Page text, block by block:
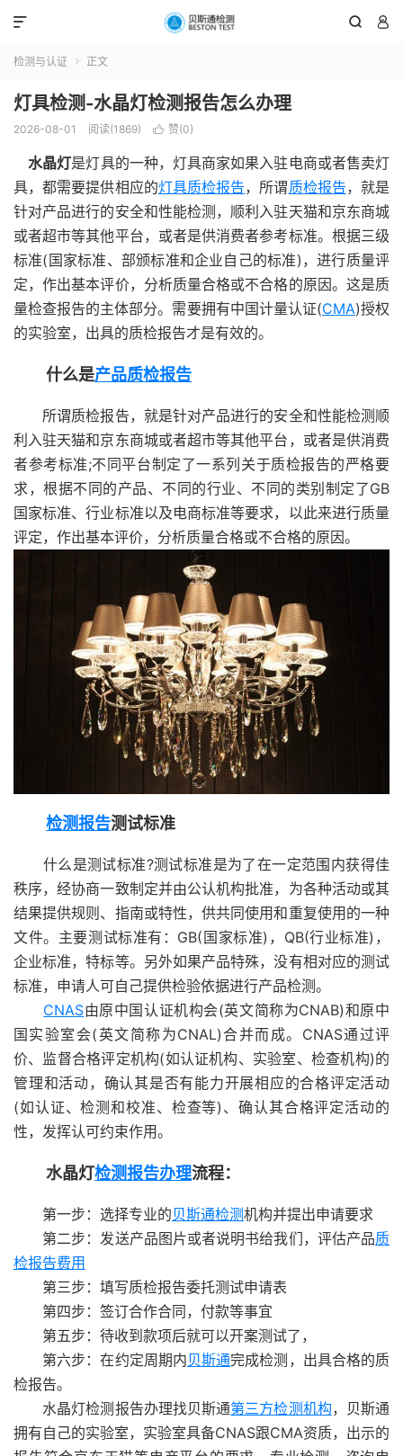
 

检测与认证  正文
灯具检测-水晶灯检测报告怎么办理
2026-08-01 阅读(1869)  赞(0)
水晶灯是灯具的一种，灯具商家如果入驻电商或者售卖灯
具，都需要提供相应的灯具质检报告，所谓质检报告，就是
针对产品进行的安全和性能检测，顺利入驻天猫和京东商城
或者超市等其他平台，或者是供消费者参考标准。根据三级
标准(国家标准、部颁标准和企业自己的标准)，进行质量评
定，作出基本评价，分析质量合格或不合格的原因。这是质
量检查报告的主体部分。需要拥有中国计量认证(CMA)授权
的实验室，出具的质检报告才是有效的。
什么是产品质检报告
所谓质检报告，就是针对产品进行的安全和性能检测顺
利入驻天猫和京东商城或者超市等其他平台，或者是供消费
者参考标准;不同平台制定了一系列关于质检报告的严格要
求，根据不同的产品、不同的行业、不同的类别制定了GB
国家标准、行业标准以及电商标准等要求，以此来进行质量
评定，作出基本评价，分析质量合格或不合格的原因。
检测报告测试标准
什么是测试标准?测试标准是为了在一定范围内获得佳
秩序，经协商一致制定并由公认机构批准，为各种活动或其
结果提供规则、指南或特性，供共同使用和重复使用的一种
文件。主要测试标准有：GB(国家标准)，QB(行业标准)，
企业标准，特标等。另外如果产品特殊，没有相对应的测试
标准，申请人可自己提供检验依据进行产品检测。
CNAS由原中国认证机构会(英文简称为CNAB)和原中
国实验室会(英文简称为CNAL)合并而成。CNAS通过评
价、监督合格评定机构(如认证机构、实验室、检查机构)的
管理和活动，确认其是否有能力开展相应的合格评定活动
(如认证、检测和校准、检查等)、确认其合格评定活动的
性，发挥认可约束作用。
水晶灯检测报告办理流程：
第一步：选择专业的贝斯通检测机构并提出申请要求
第二步：发送产品图片或者说明书给我们，评估产品质
检报告费用
第三步：填写质检报告委托测试申请表
第四步：签订合作合同，付款等事宜
第五步：待收到款项后就可以开案测试了，
第六步：在约定周期内贝斯通完成检测，出具合格的质
检报告。
水晶灯检测报告办理找贝斯通第三方检测机构，贝斯通
拥有自己的实验室，实验室具备CNAS跟CMA资质，出示的